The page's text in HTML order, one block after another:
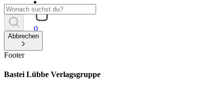
0
Abbrechen
Footer
Bastei Lübbe Verlagsgruppe